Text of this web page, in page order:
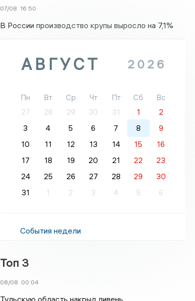
07/08 16:50
В России производство крупы выросло на 7,1%
АВГУСТ 2026
Пн Вт Ср Чт Пт Сб
Вс
27
28 29 30 31 1
2
3
4 5 6 7 8
9
10
11 12 13 14 15
16
17
18 19 20 21 22
23
24
25 26 27 28 29
30
31
1 2 3 4 5 6
События недели
Топ 3
08/08 00:04
Тульскую область накрыл ливень